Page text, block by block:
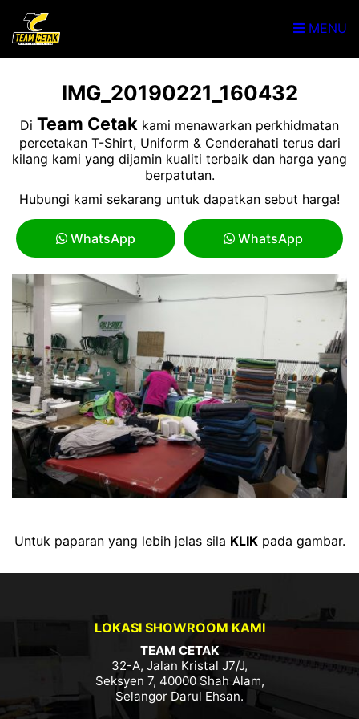
MENU
IMG_20190221_160432
Di Team Cetak kami menawarkan perkhidmatan
percetakan T-Shirt, Uniform & Cenderahati terus dari
kilang kami yang dijamin kualiti terbaik dan harga yang
berpatutan.
Hubungi kami sekarang untuk dapatkan sebut harga!
WhatsApp WhatsApp
Untuk paparan yang lebih jelas sila KLIKpada gambar.
LOKASI SHOWROOM KAMI
TEAM CETAK
32-A, Jalan Kristal J7/J,
Seksyen 7, 40000 Shah Alam,
Selangor Darul Ehsan.